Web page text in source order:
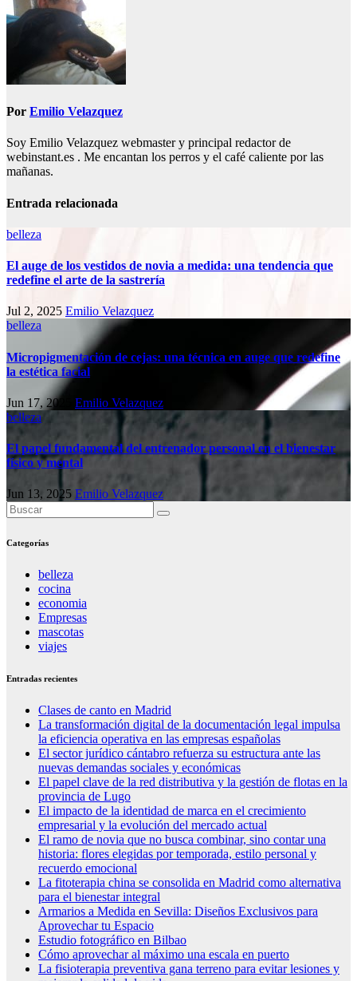
Por Emilio Velazquez
Soy Emilio Velazquez webmaster y principal redactor de
webinstant.es . Me encantan los perros y el café caliente por las
mañanas.
Entrada relacionada
belleza
El auge de los vestidos de novia a medida: una tendencia que
redefine el arte de la sastrería
Jul 2, 2025 Emilio Velazquez
belleza
Micropigmentación de cejas: una técnica en auge que redefine
la estética facial
Jun 17, 2025 Emilio Velazquez
belleza
El papel fundamental del entrenador personal en el bienestar
físico y mental
Jun 13, 2025 Emilio Velazquez
Categorías
belleza
cocina
economia
Empresas
mascotas
viajes
Entradas recientes
Clases de canto en Madrid
La transformación digital de la documentación legal impulsa
la eficiencia operativa en las empresas españolas
El sector jurídico cántabro refuerza su estructura ante las
nuevas demandas sociales y económicas
El papel clave de la red distributiva y la gestión de flotas en la
provincia de Lugo
El impacto de la identidad de marca en el crecimiento
empresarial y la evolución del mercado actual
El ramo de novia que no busca combinar, sino contar una
historia: flores elegidas por temporada, estilo personal y
recuerdo emocional
La fitoterapia china se consolida en Madrid como alternativa
para el bienestar integral
Armarios a Medida en Sevilla: Diseños Exclusivos para
Aprovechar tu Espacio
Estudio fotográfico en Bilbao
Cómo aprovechar al máximo una escala en puerto
La fisioterapia preventiva gana terreno para evitar lesiones y